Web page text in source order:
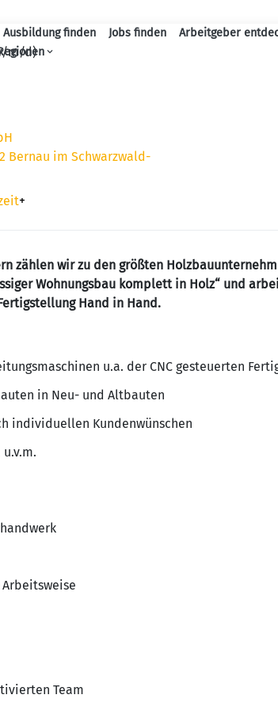
Ausbildung finden Jobs finden
Arbeitgeber
m/d)
Bernau im Schwarzwald-
+
zählen wir zu den größten
Wohnungsbau komplett in Holz“ und
Hand in Hand.
u.a. der CNC gesteuerten
in Neu- und Altbauten
individuellen Kundenwünschen
Team